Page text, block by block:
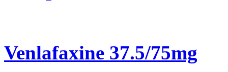
Venlafaxine 37.5/75mg